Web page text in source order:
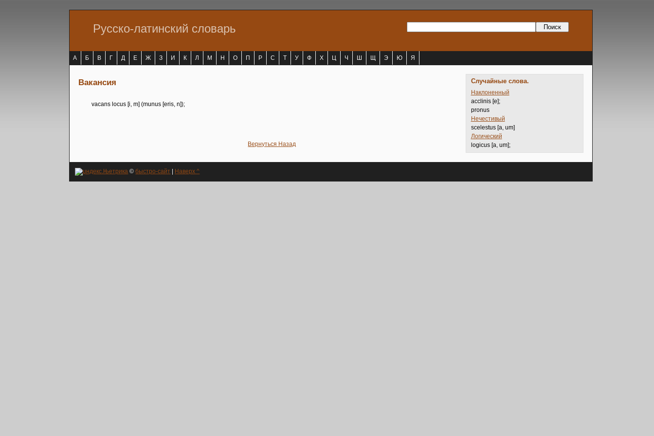
Русско-латинский словарь
А Б В Г Д Е Ж З И К Л М Н О П Р С Т У Ф Х Ц Ч Ш Щ Э Ю Я
Случайные слова.
Наклоненный
acclinis [e];
pronus
Нечестивый
scelestus [a, um]
Логический
logicus [a, um];
Вакансия
vacans locus [i, m] (munus [eris, n]);
Вернуться Назад
©быстро-сайт | Наверх ^